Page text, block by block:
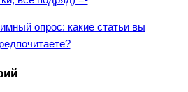
опрос: какие статьи вы